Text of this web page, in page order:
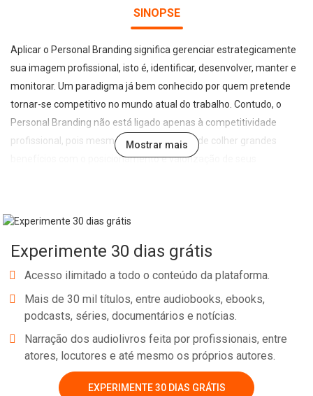
SINOPSE
Aplicar o Personal Branding significa gerenciar estrategicamente
sua imagem profissional, isto é, identificar, desenvolver, manter e
monitorar. Um paradigma já bem conhecido por quem pretende
tornar-se competitivo no mundo atual do trabalho. Contudo, o
Personal Branding não está ligado apenas à competitividade
profissional, pois mesmo uma empresa pode colher grandes
benefícios com o posicionamento e valorização de seus
principal objetivo do Personal Branding é atrair oportunidades.
Partindo desse ponto de vista revolucionário, os autores,
combinando um profundo conhecimento do assunto, com uma
prático e operacional para empreendedores, líderes empresariais,
gestores de recursos humanos, diretores de marketing, comercial
e de comunicação. Passo a passo, função a função, ferramenta a
ferramenta.
Mostrar mais
Experimente 30 dias grátis
Acesso ilimitado a todo o conteúdo da plataforma.
Mais de 30 mil títulos, entre audiobooks, ebooks,
podcasts, séries, documentários e notícias.
Narração dos audiolivros feita por profissionais, entre
atores, locutores e até mesmo os próprios autores.
EXPERIMENTE 30 DIAS GRÁTIS